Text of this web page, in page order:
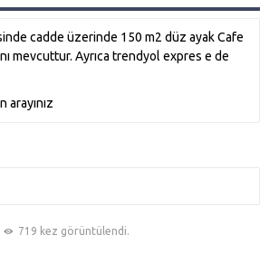
cadde üzerinde 150 m2 düz ayak Cafe
mevcuttur. Ayrıca trendyol expres e de
arayınız
719 kez görüntülendi.